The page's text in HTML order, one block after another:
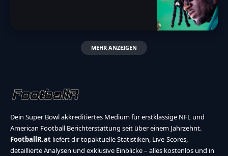
MEHR ANZEIGEN
Dein Super Bowl akkreditiertes Medium für erstklassige NFL und
American Football Berichterstattung seit über einem Jahrzehnt.
FootballR.at liefert dir topaktuelle Statistiken, Live-Scores,
detaillierte Analysen und exklusive Einblicke – alles kostenlos und in